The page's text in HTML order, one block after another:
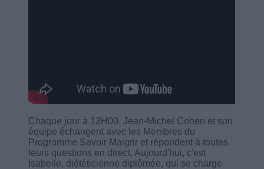
Chaque jour à 13H00, Jean-Michel Cohen et son
équipe échangent avec les Membres du
Programme Savoir Maigrir et répondent à toutes
leurs questions en direct. Aujourd'hui, c'est
Isabelle, diététicienne diplômée, qui se charge